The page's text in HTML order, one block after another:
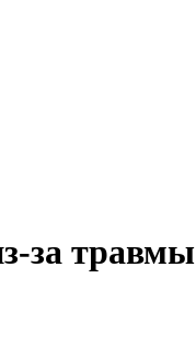
за травмы